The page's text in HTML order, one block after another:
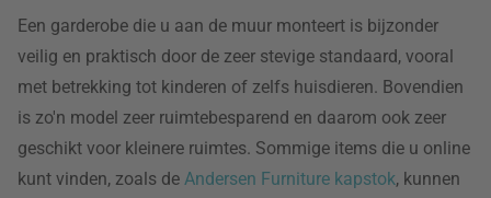
Een garderobe die u aan de muur monteert is bijzonder
veilig en praktisch door de zeer stevige standaard, vooral
met betrekking tot kinderen of zelfs huisdieren. Bovendien
is zo'n model zeer ruimtebesparend en daarom ook zeer
geschikt voor kleinere ruimtes. Sommige items die u online
kunt vinden, zoals de Andersen Furniture kapstok, kunnen